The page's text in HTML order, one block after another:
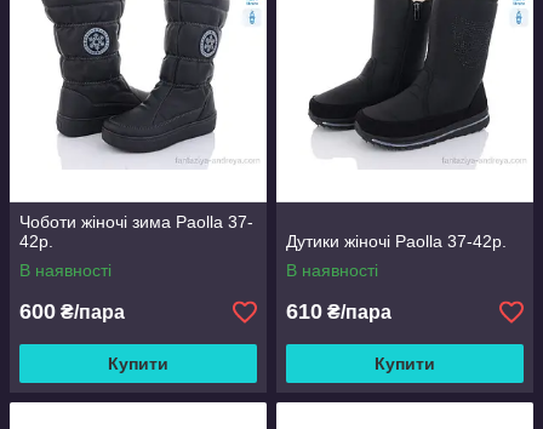
Чоботи жіночі зима Paolla 37-
42р.
В наявності
600 ₴/пара
Купити
Дутики жіночі Paolla 37-42р.
В наявності
610 ₴/пара
Купити